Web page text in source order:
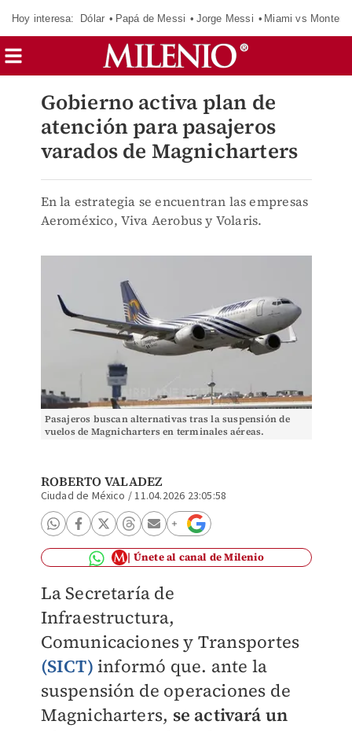
Hoy interesa: Dólar Papá de Messi Jorge Messi Miami vs
Gobierno activa plan de
atención para pasajeros
varados de Magnicharters
En la estrategia se encuentran las empresas
Aeroméxico, Viva Aerobus y Volaris.
Pasajeros buscan alternativas tras la suspensión de
vuelos de Magnicharters en terminales aéreas.
ROBERTO VALADEZ
Ciudad de México /11.04.2026 23:05:58
Únete al canal de Milenio
La Secretaría de
Infraestructura,
Comunicaciones y Transportes
(SICT) informó que. ante la
suspensión de operaciones de
Magnicharters, se activará un